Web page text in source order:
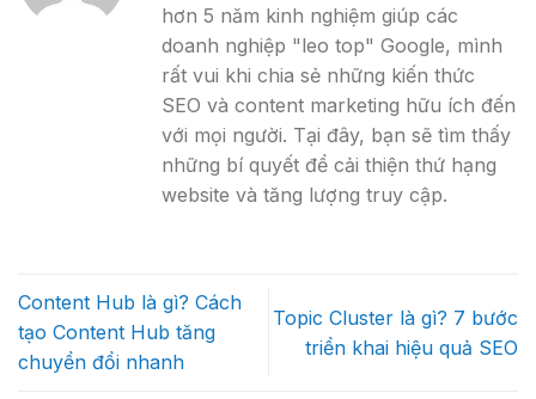
hơn 5 năm kinh nghiệm giúp các
doanh nghiệp "leo top" Google, mình
rất vui khi chia sẻ những kiến thức
SEO và content marketing hữu ích đến
với mọi người. Tại đây, bạn sẽ tìm thấy
những bí quyết để cải thiện thứ hạng
website và tăng lượng truy cập.
Content Hub là gì? Cách
tạo Content Hub tăng
chuyển đổi nhanh
Topic Cluster là gì? 7 bước
triển khai hiệu quả SEO